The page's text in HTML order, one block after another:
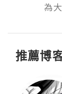
為
推薦博